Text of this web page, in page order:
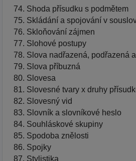
Shoda přísudku s podmětem
Skládání a spojování v
Skloňování zájmen
Slohové postupy
Slova nadřazená, podřazená
Slova příbuzná
Slovesa
Slovesné tvary x druhy
Slovesný vid
Slovník a slovníkové heslo
Souhláskové skupiny
Spodoba znělosti
Spojky
Stylistika